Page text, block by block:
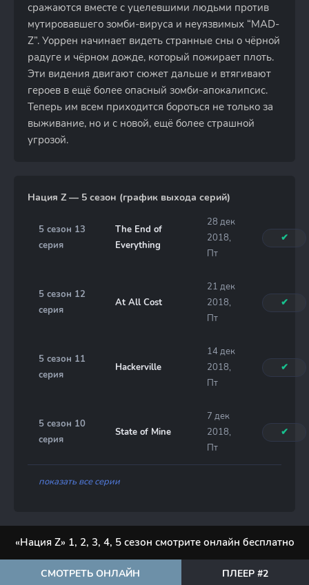
сражаются вместе с уцелевшими людьми против
мутировавшего зомби-вируса и неуязвимых “MAD-
Z”. Уоррен начинает видеть странные сны о чёрной
радуге и чёрном дожде, который пожирает плоть.
Эти видения двигают сюжет дальше и втягивают
героев в ещё более опасный зомби-апокалипсис.
Теперь им всем приходится бороться не только за
выживание, но и с новой, ещё более страшной
угрозой.
Нация Z — 5 сезон (график выхода серий)
5 сезон 13
серия
The End of
Everything
28 дек
2018,
Пт
✔
5 сезон 12
серия
At All Cost
21 дек
2018,
Пт
✔
5 сезон 11
серия
Hackerville
14 дек
2018,
Пт
✔
5 сезон 10
серия
State of Mine
7 дек
2018,
Пт
✔
показать все серии
«Нация Z» 1, 2, 3, 4, 5 сезон смотрите онлайн бесплатно
СМОТРЕТЬ ОНЛАЙН ПЛЕЕР #2